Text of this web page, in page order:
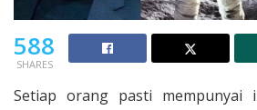
588
SHARES
Setiap orang pasti mempunyai